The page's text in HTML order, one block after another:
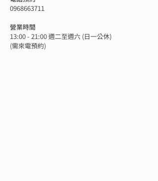
0968663711
營業時間
13:00 - 21:00 週二至週六 (日一公休)
(需來電預約)